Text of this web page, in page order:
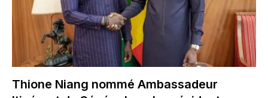
Thione Niang nommé Ambassadeur